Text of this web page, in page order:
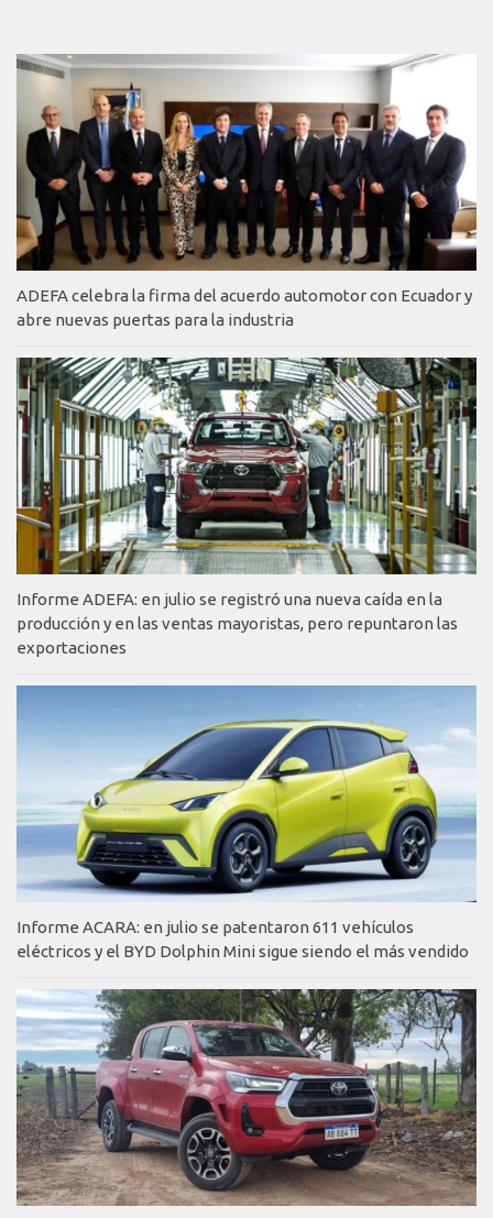
ADEFA celebra la firma del acuerdo automotor con Ecuador y
abre nuevas puertas para la industria
Informe ADEFA: en julio se registró una nueva caída en la
producción y en las ventas mayoristas, pero repuntaron las
exportaciones
Informe ACARA: en julio se patentaron 611 vehículos
eléctricos y el BYD Dolphin Mini sigue siendo el más vendido